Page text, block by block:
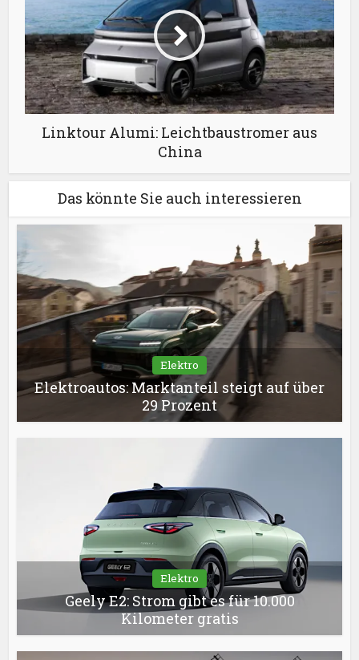
Linktour Alumi: Leichtbaustromer aus
China
Das könnte Sie auch interessieren
Elektro
Elektroautos: Marktanteil steigt auf über
29 Prozent
Elektro
Geely E2: Strom gibt es für 10.000
Kilometer gratis